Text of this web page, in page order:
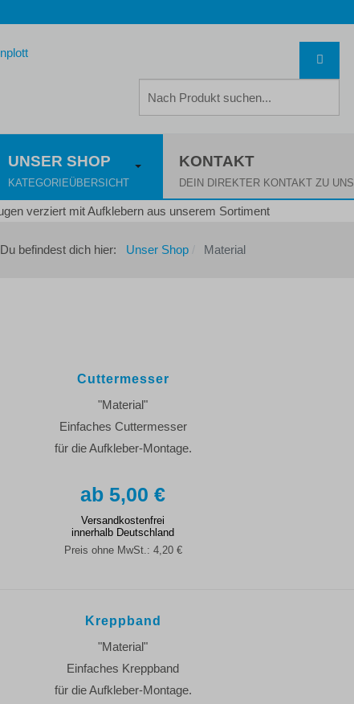
UNSER SHOP
KATEGORIEÜBERSICHT
KONTAKT
DEIN DIREKTER KONTAKT ZU UNS
Du befindest dich hier: Unser Shop Material
Cuttermesser
"Material"
Einfaches Cuttermesser
für die Aufkleber-Montage.
5,00 €
Versandkostenfrei
innerhalb Deutschland
Preis ohne MwSt.: 4,20 €
Kreppband
"Material"
Einfaches Kreppband
für die Aufkleber-Montage.